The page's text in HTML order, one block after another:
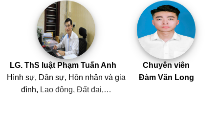
LG. ThS luật Phạm Tuấn Anh
Hình sự, Dân sự, Hôn nhân và gia
đình, Lao động, Đất đai,…
Chuyên viên
Đàm Văn Long